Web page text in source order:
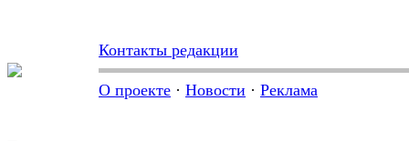
Контакты редакции
О проекте · Новости · Реклама